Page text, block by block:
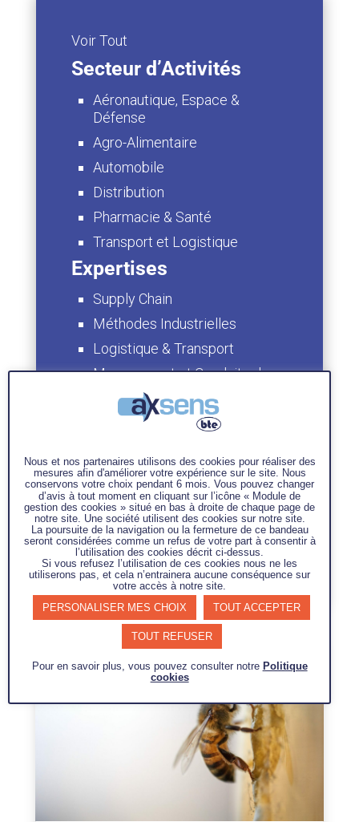
Voir Tout
Secteur d’Activités
Aéronautique, Espace &
Défense
Agro-Alimentaire
Automobile
Distribution
Pharmacie & Santé
Transport et Logistique
Expertises
Supply Chain
Méthodes Industrielles
Logistique & Transport
Management et Conduite du
Changement
Maturité Industrielle
Continue
Contact
05 34 61 20 25
contact@axsens.com
Nous et nos partenaires utilisons des cookies pour réaliser des
mesures afin d'améliorer votre expérience sur le site. Nous
conservons votre choix pendant 6 mois. Vous pouvez changer
d’avis à tout moment en cliquant sur l’icône « Module de
gestion des cookies » situé en bas à droite de chaque page de
notre site. Une société utilisent des cookies sur notre site.
La poursuite de la navigation ou la fermeture de ce bandeau
seront considérées comme un refus de votre part à consentir à
l’utilisation des cookies décrit ci-dessus.
Si vous refusez l’utilisation de ces cookies nous ne les
utiliserons pas, et cela n’entrainera aucune conséquence sur
votre accès à notre site.
PERSONALISER MES CHOIX
TOUT ACCEPTER
TOUT REFUSER
Pour en savoir plus, vous pouvez consulter notre Politique
cookies